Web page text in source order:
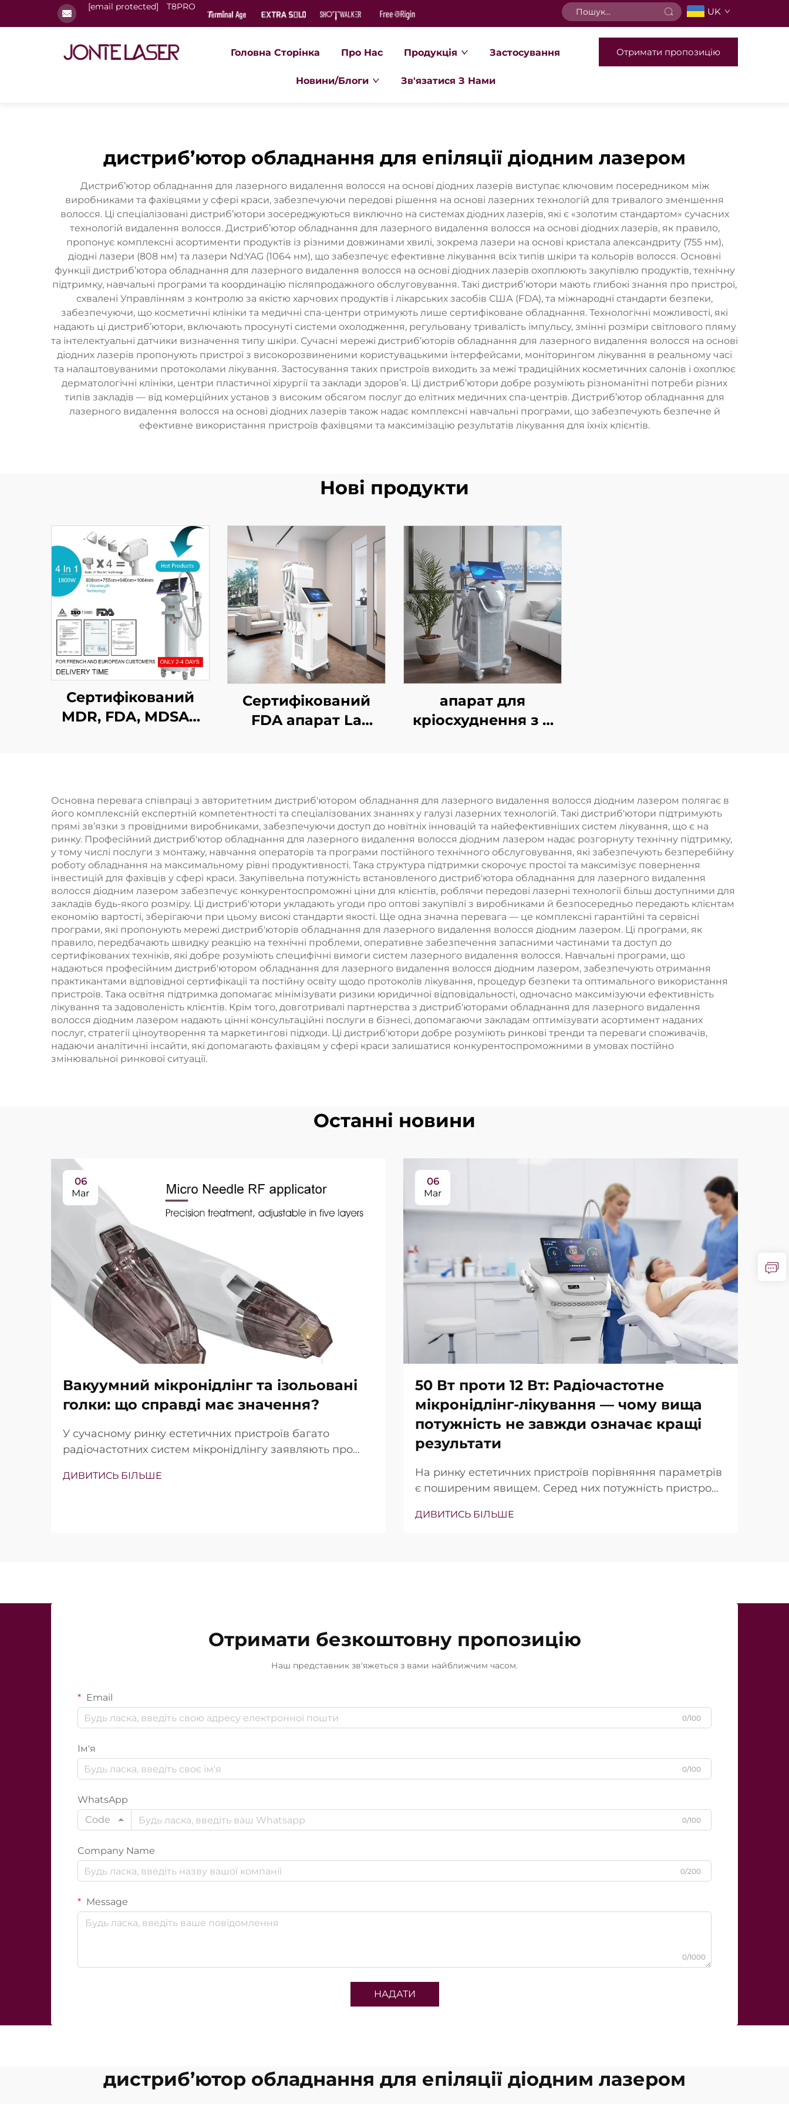
[email protected] T8PRO UK
Головна Сторінка Про Нас Продукція Застосування
Новини/Блоги Зв'язатися З Нами
Отримати пропозицію
дистриб’ютор обладнання для епіляції діодним лазером
Дистриб’ютор обладнання для лазерного видалення волосся на основі діодних лазерів виступає ключовим посередником між
виробниками та фахівцями у сфері краси, забезпечуючи передові рішення на основі лазерних технологій для тривалого зменшення
волосся. Ці спеціалізовані дистриб’ютори зосереджуються виключно на системах діодних лазерів, які є «золотим стандартом» сучасних
технологій видалення волосся. Дистриб’ютор обладнання для лазерного видалення волосся на основі діодних лазерів, як правило,
пропонує комплексні асортименти продуктів із різними довжинами хвилі, зокрема лазери на основі кристала александриту (755 нм),
діодні лазери (808 нм) та лазери Nd:YAG (1064 нм), що забезпечує ефективне лікування всіх типів шкіри та кольорів волосся. Основні
функції дистриб’ютора обладнання для лазерного видалення волосся на основі діодних лазерів охоплюють закупівлю продуктів, технічну
підтримку, навчальні програми та координацію післяпродажного обслуговування. Такі дистриб’ютори мають глибокі знання про пристрої,
схвалені Управлінням з контролю за якістю харчових продуктів і лікарських засобів США (FDA), та міжнародні стандарти безпеки,
забезпечуючи, що косметичні клініки та медичні спа-центри отримують лише сертифіковане обладнання. Технологічні можливості, які
надають ці дистриб’ютори, включають просунуті системи охолодження, регульовану тривалість імпульсу, змінні розміри світлового пляму
та інтелектуальні датчики визначення типу шкіри. Сучасні мережі дистриб’юторів обладнання для лазерного видалення волосся на основі
діодних лазерів пропонують пристрої з високорозвиненими користувацькими інтерфейсами, моніторингом лікування в реальному часі
та налаштовуваними протоколами лікування. Застосування таких пристроїв виходить за межі традиційних косметичних салонів і охоплює
дерматологічні клініки, центри пластичної хірургії та заклади здоров’я. Ці дистриб’ютори добре розуміють різноманітні потреби різних
типів закладів — від комерційних установ з високим обсягом послуг до елітних медичних спа-центрів. Дистриб’ютор обладнання для
лазерного видалення волосся на основі діодних лазерів також надає комплексні навчальні програми, що забезпечують безпечне й
ефективне використання пристроїв фахівцями та максимізацію результатів лікування для їхніх клієнтів.
Нові продукти
Сертифікований
MDR, FDA, MDSAP
типу «4 в 1» зі
змінними
насадками та
потужністю 600 Вт,
1200 Вт, 1800 Вт,
3000 Вт; діодний
лазер з довжинами
хвиль 755 нм, 808
нм, 940 нм, 1064 нм
Сертифікований
FDA апарат La
целюліту за
допомогою
діодного лазера
1060 нм,
призначений для
контурної корекції
та схуднення
апарат для
кріосхуднення з 4
технологія
охолодження на
360°, кріотерапія
для зниження ваги
та косметичних
процедур
Основна перевага співпраці з авторитетним дистриб'ютором обладнання для лазерного видалення волосся діодним лазером полягає в
його комплексній експертній компетентності та спеціалізованих знаннях у галузі лазерних технологій. Такі дистриб'ютори підтримують
прямі зв’язки з провідними виробниками, забезпечуючи доступ до новітніх інновацій та найефективніших систем лікування, що є на
ринку. Професійний дистриб'ютор обладнання для лазерного видалення волосся діодним лазером надає розгорнуту технічну підтримку,
у тому числі послуги з монтажу, навчання операторів та програми постійного технічного обслуговування, які забезпечують безперебійну
роботу обладнання на максимальному рівні продуктивності. Така структура підтримки скорочує простої та максимізує повернення
інвестицій для фахівців у сфері краси. Закупівельна потужність встановленого дистриб'ютора обладнання для лазерного видалення
волосся діодним лазером забезпечує конкурентоспроможні ціни для клієнтів, роблячи передові лазерні технології більш доступними для
закладів будь-якого розміру. Ці дистриб'ютори укладають угоди про оптові закупівлі з виробниками й безпосередньо передають клієнтам
економію вартості, зберігаючи при цьому високі стандарти якості. Ще одна значна перевага — це комплексні гарантійні та сервісні
програми, які пропонують мережі дистриб'юторів обладнання для лазерного видалення волосся діодним лазером. Ці програми, як
правило, передбачають швидку реакцію на технічні проблеми, оперативне забезпечення запасними частинами та доступ до
сертифікованих техніків, які добре розуміють специфічні вимоги систем лазерного видалення волосся. Навчальні програми, що
надаються професійним дистриб'ютором обладнання для лазерного видалення волосся діодним лазером, забезпечують отримання
практикантами відповідної сертифікації та постійну освіту щодо протоколів лікування, процедур безпеки та оптимального використання
пристроїв. Така освітня підтримка допомагає мінімізувати ризики юридичної відповідальності, одночасно максимізуючи ефективність
лікування та задоволеність клієнтів. Крім того, довготривалі партнерства з дистриб'юторами обладнання для лазерного видалення
волосся діодним лазером надають цінні консультаційні послуги в бізнесі, допомагаючи закладам оптимізувати асортимент наданих
послуг, стратегії ціноутворення та маркетингові підходи. Ці дистриб'ютори добре розуміють ринкові тренди та переваги споживачів,
надаючи аналітичні інсайти, які допомагають фахівцям у сфері краси залишатися конкурентоспроможними в умовах постійно
змінювальної ринкової ситуації.
Останні новини
06
Mar
Вакуумний мікронідлінг та ізольовані
голки: що справді має значення?
У сучасному ринку естетичних пристроїв багато
радіочастотних систем мікронідлінгу заявляють про
Проте справжнє питання полягає не просто в тому, чи
ДИВИТИСЬ БІЛЬШЕ
06
Mar
50 Вт проти 12 Вт: Радіочастотне
мікронідлінг-лікування — чому вища
потужність не завжди означає кращі
результати
На ринку естетичних пристроїв порівняння параметрів
є поширеним явищем. Серед них потужність пристрою
продажу. Однак з клінічної точки зору реальність дещо
ДИВИТИСЬ БІЛЬШЕ
Отримати безкоштовну пропозицію
Наш представник зв'яжеться з вами найближчим часом.
Email
0/100
Ім'я
0/100
WhatsApp
Code
0/100
Company Name
0/200
Message
0/1000
НАДАТИ
дистриб’ютор обладнання для епіляції діодним лазером